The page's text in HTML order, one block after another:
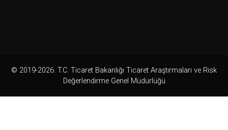
© 2019-2026. T.C. Ticaret Bakanlığı Ticaret Araştırmaları ve Risk
Değerlendirme Genel Müdürlüğü